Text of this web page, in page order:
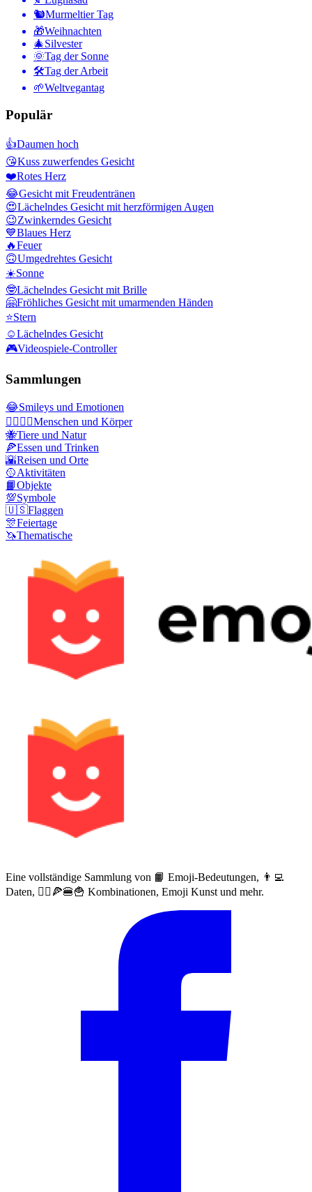
🐿Murmeltier Tag
🎁Weihnachten
🎄Silvester
🌞Tag der Sonne
🛠Tag der Arbeit
🌱Weltvegantag
Populär
👍Daumen hoch
😘Kuss zuwerfendes Gesicht
❤️Rotes Herz
😂Gesicht mit Freudentränen
😍Lächelndes Gesicht mit herzförmigen Augen
😉Zwinkerndes Gesicht
💙Blaues Herz
🔥Feuer
🙃Umgedrehtes Gesicht
☀️Sonne
🤓Lächelndes Gesicht mit Brille
🤗Fröhliches Gesicht mit umarmenden Händen
⭐Stern
☺️Lächelndes Gesicht
🎮Videospiele-Controller
Sammlungen
😂Smileys und Emotionen
👩‍❤️‍💋‍👨Menschen und Körper
🐝Tiere und Natur
🍕Essen und Trinken
🌇Reisen und Orte
🥎Aktivitäten
📙Objekte
💯Symbole
🇺🇸Flaggen
🎊Feiertage
🦄Thematische
Eine vollständige Sammlung von 📙 Emoji-Bedeutungen, 👨‍💻
Daten, 🙅‍♀️🍕🍔🍟 Kombinationen, Emoji Kunst und mehr.